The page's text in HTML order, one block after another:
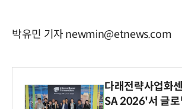
박유민 기자 newmin@etnews.com
다래전략사업화
SA 2026'서 글로